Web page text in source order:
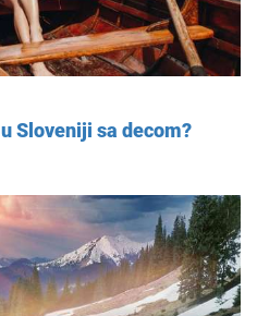
Sloveniji sa decom?